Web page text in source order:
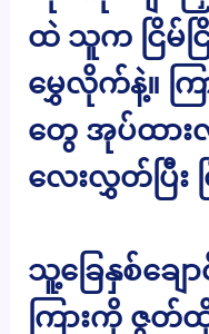
ထဲ သူက ငြိမ်
မွှေလိုက်နဲ့။ က
တွေ အုပ်ထာ
လေးလွှတ်ပြီး
သူ့ခြေနှစ်ချေ
ကြားကို ဇွတ်